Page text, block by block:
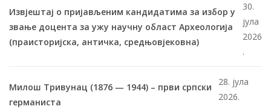
Извјештај о пријављеним кандидатима за избор у
звање доцента за ужу научну област Археологија
(праисторијска, античка, средњовјековна)
30.
јула
2026
.
Милош Тривунац (1876 — 1944) – први српски
германиста
28. јула
2026.